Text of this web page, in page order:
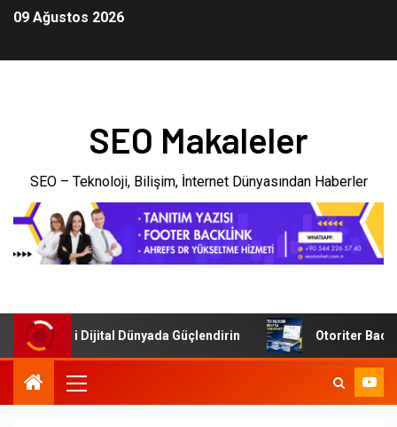
09 Ağustos 2026
SEO Makaleler
SEO – Teknoloji, Bilişim, İnternet Dünyasından Haberler
Dijital Dünyada Güçlendirin Otoriter Backlink